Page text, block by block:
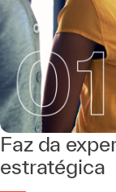
Faz da
estratégica